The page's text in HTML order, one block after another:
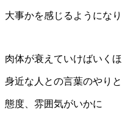
大事かを感じるようになり
肉体が衰えていけばいく
身近な人との言葉のやりと
態度、雰囲気がいかに